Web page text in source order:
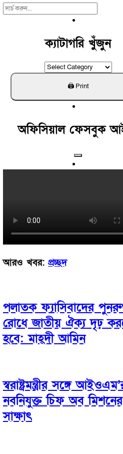
Search
ক্যাটাগরি খুঁজুন
ক্যাটাগরি
খুঁজুন
অফিসিয়াল ফেসবুক
আরও খবর: প্রচ্ছদ
পলাতক ফ্যাসিবাদের
রোধে জাতীয় ঐক্য দৃঢ়
হবে: মাহ্দী আমিন
স্বরাষ্ট্রমন্ত্রীর সঙ্গে
নবনিযুক্ত চিফ অব মিশনের
সাক্ষাৎ